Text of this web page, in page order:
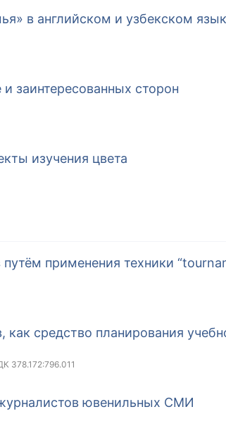
в английском и узбекском
заинтересованных сторон
изучения цвета
применения техники
средство планирования
378.172:796.011
ювенильных СМИ